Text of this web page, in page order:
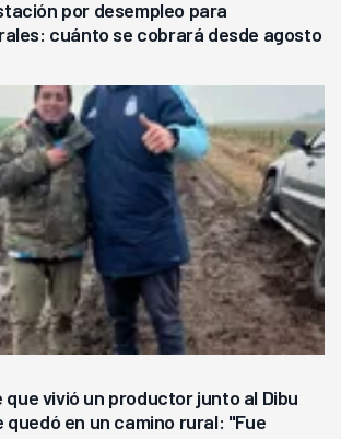
por desempleo para
cuánto se cobrará desde agosto
que vivió un productor junto al Dibu
quedó en un camino rural: "Fue